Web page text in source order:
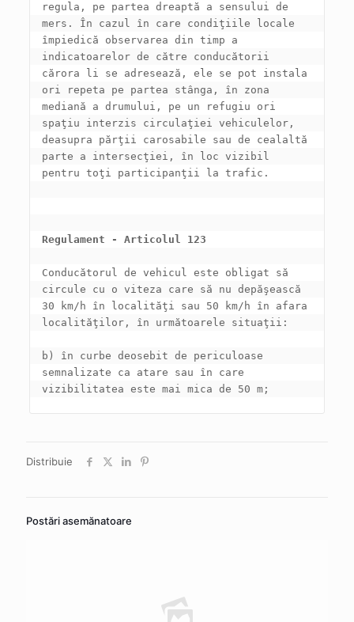
regula, pe partea dreaptă a sensului de
mers. În cazul în care condiţiile locale
împiedică observarea din timp a
indicatoarelor de către conducătorii
cărora li se adresează, ele se pot instala
ori repeta pe partea stânga, în zona
mediană a drumului, pe un refugiu ori
spaţiu interzis circulaţiei vehiculelor,
deasupra părţii carosabile sau de cealaltă
parte a intersecţiei, în loc vizibil
Regulament - Articolul 123
Conducătorul de vehicul este obligat să
circule cu o viteza care să nu depăşească
30 km/h în localităţi sau 50 km/h în afara
b) în curbe deosebit de periculoase
semnalizate ca atare sau în care
vizibilitatea este mai mica de 50 m;
Distribuie
Postări asemănatoare